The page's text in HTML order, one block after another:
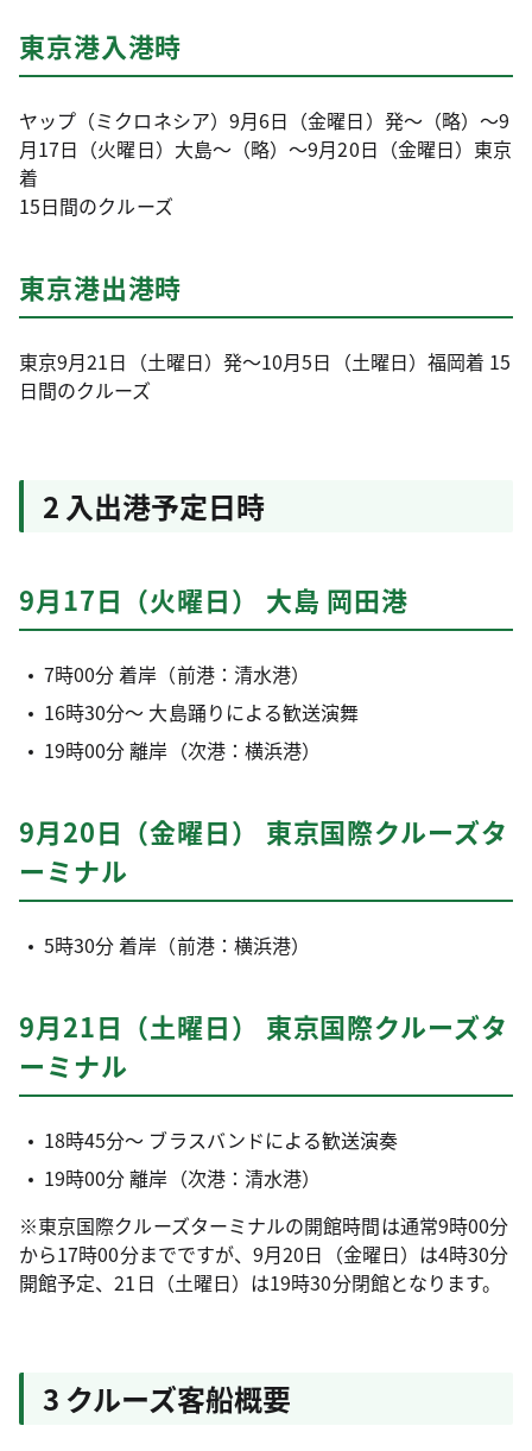
東京港入港時
ヤップ（ミクロネシア）9月6日（金曜日）発～（略）～9
月17日（火曜日）大島～（略）～9月20日（金曜日）東京
着
15日間のクルーズ
東京港出港時
東京9月21日（土曜日）発～10月5日（土曜日）福岡着 15
日間のクルーズ
2 入出港予定日時
9月17日（火曜日） 大島 岡田港
7時00分 着岸（前港：清水港）
16時30分～ 大島踊りによる歓送演舞
19時00分 離岸（次港：横浜港）
9月20日（金曜日） 東京国際クルーズタ
ーミナル
5時30分 着岸（前港：横浜港）
9月21日（土曜日） 東京国際クルーズタ
ーミナル
18時45分～ ブラスバンドによる歓送演奏
19時00分 離岸（次港：清水港）
※東京国際クルーズターミナルの開館時間は通常9時00分
から17時00分までですが、9月20日（金曜日）は4時30分
開館予定、21日（土曜日）は19時30分閉館となります。
3 クルーズ客船概要